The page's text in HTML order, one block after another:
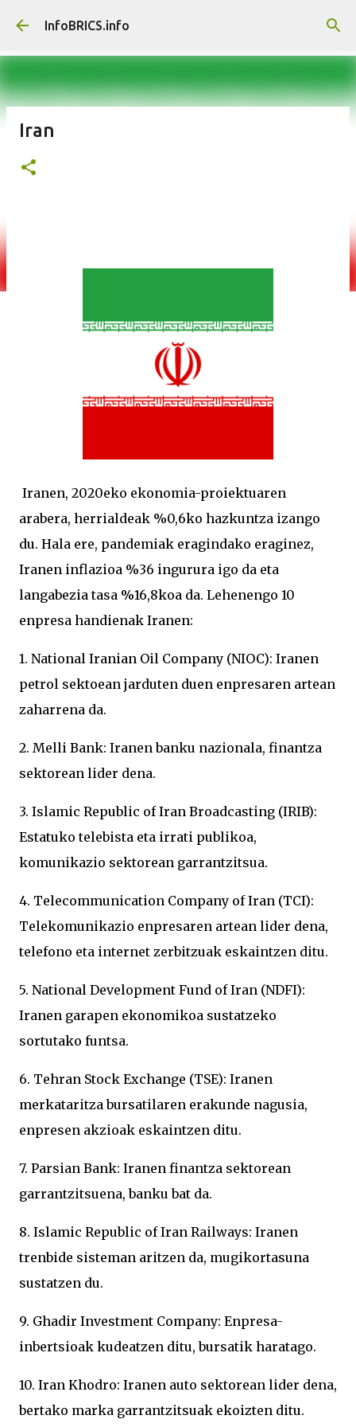
Saltatu eta joan eduki nagusira
InfoBRICS.info
Iran
Iranen, 2020eko ekonomia-proiektuaren
arabera, herrialdeak %0,6ko hazkuntza izango
du. Hala ere, pandemiak eragindako eraginez,
Iranen inflazioa %36 ingurura igo da eta
langabezia tasa %16,8koa da. Lehenengo 10
enpresa handienak Iranen:
1. National Iranian Oil Company (NIOC): Iranen
petrol sektoean jarduten duen enpresaren artean
zaharrena da.
2. Melli Bank: Iranen banku nazionala, finantza
sektorean lider dena.
3. Islamic Republic of Iran Broadcasting (IRIB):
Estatuko telebista eta irrati publikoa,
komunikazio sektorean garrantzitsua.
4. Telecommunication Company of Iran (TCI):
Telekomunikazio enpresaren artean lider dena,
telefono eta internet zerbitzuak eskaintzen ditu.
5. National Development Fund of Iran (NDFI):
Iranen garapen ekonomikoa sustatzeko
sortutako funtsa.
6. Tehran Stock Exchange (TSE): Iranen
merkataritza bursatilaren erakunde nagusia,
enpresen akzioak eskaintzen ditu.
7. Parsian Bank: Iranen finantza sektorean
garrantzitsuena, banku bat da.
8. Islamic Republic of Iran Railways: Iranen
trenbide sisteman aritzen da, mugikortasuna
sustatzen du.
9. Ghadir Investment Company: Enpresa-
inbertsioak kudeatzen ditu, bursatik haratago.
10. Iran Khodro: Iranen auto sektorean lider dena,
bertako marka garrantzitsuak ekoizten ditu.